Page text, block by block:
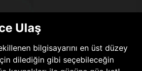
Ulaş
bilgisayarını en üst düzey
dilediğin gibi seçebileceğin